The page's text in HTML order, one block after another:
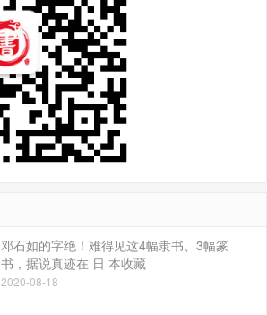
邓石如的字绝！难得见这4幅隶书、3幅篆
书，据说真迹在 日 本收藏
2020-08-18